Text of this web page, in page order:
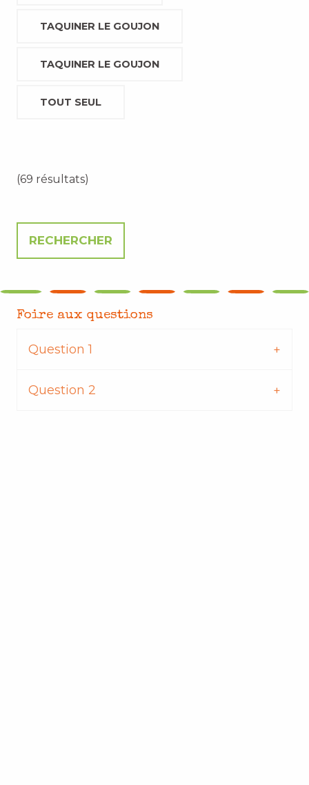
TAQUINER LE GOUJON
TAQUINER LE GOUJON
TOUT SEUL
(69 résultats)
Foire aux questions
Question 1
Question 2